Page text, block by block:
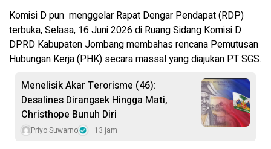
Komisi D pun menggelar Rapat Dengar Pendapat (RDP)
terbuka, Selasa, 16 Juni 2026 di Ruang Sidang Komisi D
DPRD Kabupaten Jombang membahas rencana Pemutusan
Hubungan Kerja (PHK) secara massal yang diajukan PT SGS.
Menelisik Akar Terorisme (46):
Desalines Dirangsek Hingga Mati,
Christhope Bunuh Diri
Priyo Suwarno 13 jam